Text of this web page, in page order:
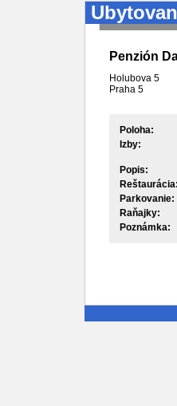
Penzión
Holubova 5
Praha 5
Poloha:
Izby:
Popis:
Reštaurácia:
Parkovanie:
Raňajky:
Poznámka: